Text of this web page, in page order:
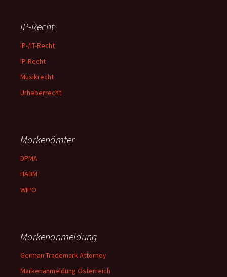
IP-Recht
IP-/IT-Recht
IP-Recht
Musikrecht
Urheberrecht
Markenämter
DPMA
HABM
WIPO
Markenanmeldung
German Trademark Attorney
Markenanmeldung Österreich